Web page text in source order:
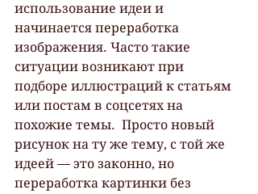
использование идеи и
начинается переработка
изображения. Часто такие
ситуации возникают при
подборе иллюстраций к статьям
или постам в соцсетях на
похожие темы.  Просто новый
рисунок на ту же тему, с той же
идеей — это законно, но
переработка картинки без